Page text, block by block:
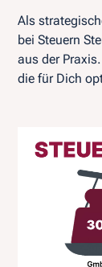
Als
bei Steuern
aus der
die für Dich